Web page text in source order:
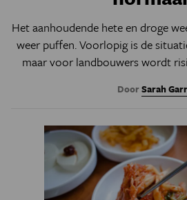
Het aanhoudende hete en droge
weer puffen. Voorlopig is de
maar voor landbouwers wordt
DoorSarah